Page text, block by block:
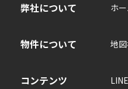
弊社について ホ
物件について 地
コンテンツ